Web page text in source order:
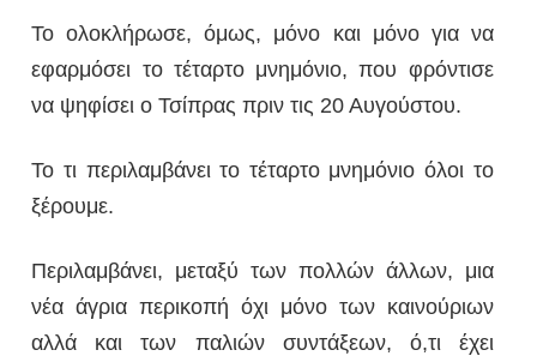
Το ολοκλήρωσε, όμως, μόνο και μόνο για να
εφαρμόσει το τέταρτο μνημόνιο, που φρόντισε
να ψηφίσει ο Τσίπρας πριν τις 20 Αυγούστου.
Το τι περιλαμβάνει το τέταρτο μνημόνιο όλοι το
ξέρουμε.
Περιλαμβάνει, μεταξύ των πολλών άλλων, μια
νέα άγρια περικοπή όχι μόνο των καινούριων
αλλά και των παλιών συντάξεων, ό,τι έχει